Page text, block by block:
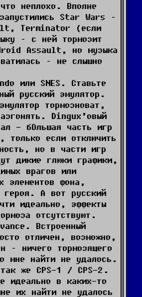
неплохо. Вполне
Star Wars –
Terminator (если
– с ней тормозит
Assault, но музыка
– не слышно
или SNES. Ставьте
русский эмулятор.
тормозноват,
Dingux’овый
- бОльшая часть игр
только если отключить
но в части игр
дикие глюки графики,
врагов или
элементов фона,
героя. А вот русский
идеально, эффекты
отсутствуют.
Встроенный
отличен, возможно,
– ничего тормозящего
мне найти не удалось.
же CPS-1 / CPS-2.
идеально в каких-то
их найти не удалось